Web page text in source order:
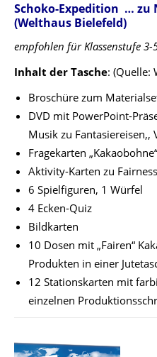
Schoko-Expedition … zu
(Welthaus Bielefeld)
empfohlen für Klassenstufe 3-
Inhalt der Tasche: (Quelle:
Broschüre zum
DVD mit PowerPoint-
Musik zu Fantasiereisen,,
Fragekarten „Kakaobohne“
Aktivity-Karten zu
6 Spielfiguren, 1 Würfel
4 Ecken-Quiz
Bildkarten
10 Dosen mit „Fairen“
Produkten in einer
12 Stationskarten mit
einzelnen